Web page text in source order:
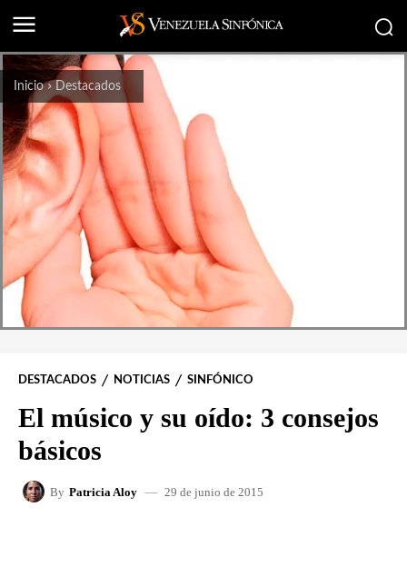
Inicio Destacados
DESTACADOS NOTICIAS SINFÓNICO
El músico y su oído: 3 consejos
básicos
By Patricia Aloy 29 de junio de 2015